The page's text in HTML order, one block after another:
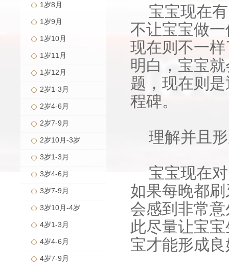
1岁8月
1岁9月
1岁10月
1岁11月
1岁12月
2岁1-3月
2岁4-6月
2岁7-9月
2岁10月-3岁
3岁1-3月
3岁4-6月
3岁7-9月
3岁10月-4岁
4岁1-3月
4岁4-6月
4岁7-9月
宝宝现在
不让宝宝做
现在则不一
明白，宝宝
题，现在则
程碑。
理解并且
宝宝现在
如果每晚都
会感到非常
此尽量让宝
宝才能形成